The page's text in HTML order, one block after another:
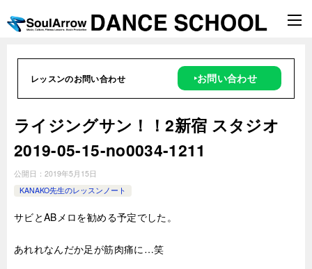
レッスンのお問い合わせ ‣お問い合わせ
ライジングサン！！2新宿 スタジオ
2019-05-15-no0034-1211
公開日： 2019年5月15日
KANAKO先生のレッスンノート
サビとABメロを勧める予定でした。
あれれなんだか足が筋肉痛に…笑